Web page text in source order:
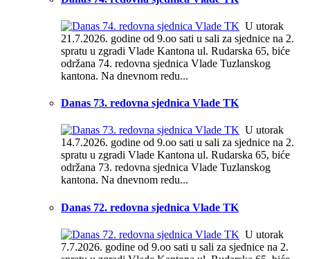
U utorak
21.7.2026. godine od 9.oo sati u sali za sjednice na 2.
spratu u zgradi Vlade Kantona ul. Rudarska 65, biće
održana 74. redovna sjednica Vlade Tuzlanskog
kantona. Na dnevnom redu...
Danas 73. redovna sjednica Vlade TK
U utorak
14.7.2026. godine od 9.oo sati u sali za sjednice na 2.
spratu u zgradi Vlade Kantona ul. Rudarska 65, biće
održana 73. redovna sjednica Vlade Tuzlanskog
kantona. Na dnevnom redu...
Danas 72. redovna sjednica Vlade TK
U utorak
7.7.2026. godine od 9.oo sati u sali za sjednice na 2.